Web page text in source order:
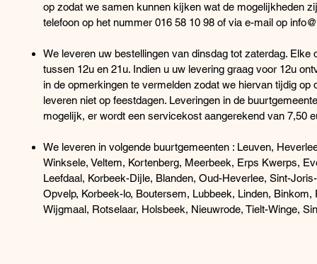
op zodat we samen kunnen kijken wat de mogelijkheden
telefoon op het nummer 016 58 10 98 of via e-mail op
We leveren uw bestellingen van dinsdag tot zaterdag. Elke
tussen 12u en 21u. Indien u uw levering graag voor 12u
in de opmerkingen te vermelden zodat we hiervan tijdig op
leveren niet op feestdagen. Leveringen in de
mogelijk, er wordt een servicekost aangerekend van 7,50
We leveren in volgende buurtgemeenten : Leuven,
Winksele, Veltem, Kortenberg, Meerbeek, Erps Kwerps,
Leefdaal, Korbeek-Dijle, Blanden, Oud-Heverlee, Sint-
Opvelp, Korbeek-lo, Boutersem, Lubbeek, Linden, Binkom,
Wijgmaal, Rotselaar, Holsbeek, Nieuwrode, Tielt-Winge,